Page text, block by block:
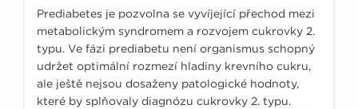
Prediabetes je pozvolna se vyvíjející přechod mezi
metabolickým syndromem a rozvojem cukrovky 2.
typu. Ve fázi prediabetu není organismus schopný
udržet optimální rozmezí hladiny krevního cukru,
ale ještě nejsou dosaženy patologické hodnoty,
které by splňovaly diagnózu cukrovky 2. typu.